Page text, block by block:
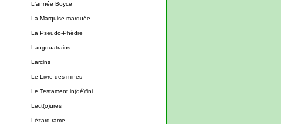
L'année Boyce
La Marquise marquée
La Pseudo-Phèdre
Langquatrains
Larcins
Le Livre des mines
Le Testament in(dé)fini
Lect(o)ures
Lézard rame